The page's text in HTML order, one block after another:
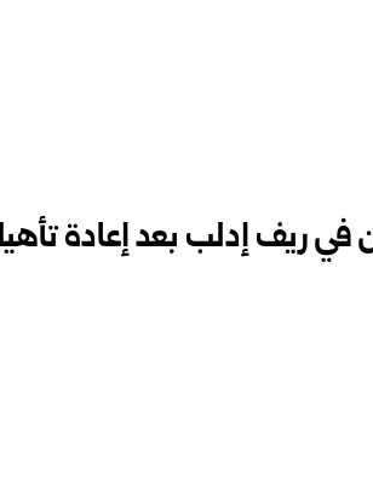
في ريف إدلب بعد إعادة